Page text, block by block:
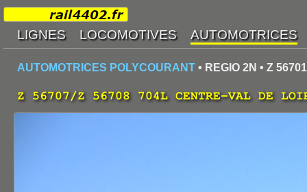
AUTOMOTRICES POLYCOURANT • REGIO 2N • Z
Z 56707/Z 56708 704L CENTRE-VAL DE